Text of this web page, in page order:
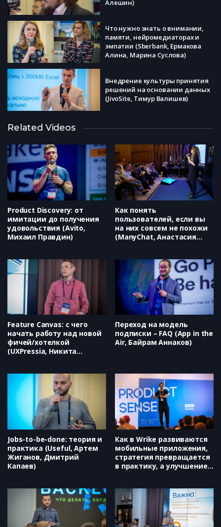
Алешин)
Что нужно знать о внимании,
памяти, нейромедиаторах и
эмпатии (Sberbank, Ермакова
Алина, Марина Суслова)
Внедрение культуры принятия
решений на основании данных
(JivoSite, Тимур Валишев)
Как сохранить скорость и
росте (Skyeng, Глеб Сологуб)
3 релиза, которые дали нам
кратный рост (Фотострана,
Леонид Кац)
Related Videos
Product Discovery: от
имитации до получения
удовольствия (Avito,
Михаил Правдин)
Как понять
пользователей, если вы
на них совсем не похожи
(ManyChat, Анастасия
Feature Canvas: с чего
начать работу над новой
фичей/хотелкой
(UXPressia, Никита
Переход на модель
подписки – FAQ (App in the
Air, Байрам Аннаков)
Jobs-to-be-done: теория и
практика (Useful, Артем
Жиганов, Дмитрий
Капаев)
Как в Wrike развиваются
мобильные приложения,
стратегия превращается
в практику, а улучшение